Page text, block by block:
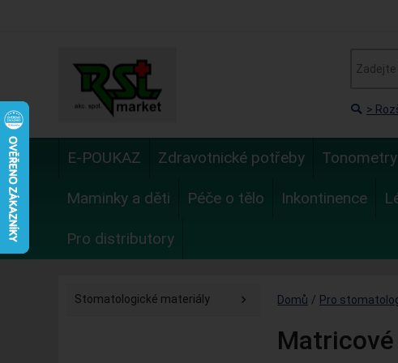
>
E-POUKAZ Zdravotnické potřeby Tonometry
Maminky a děti Péče o tělo Inkontinence
Pro distributory
Stomatologické materiály Domů / Pro